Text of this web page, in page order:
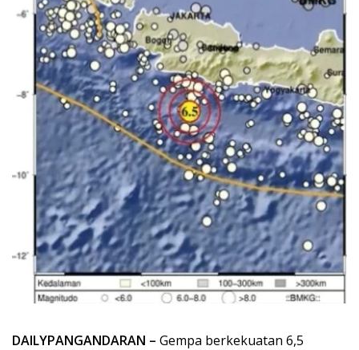
DAILYPANGANDARAN – Gempa berkekuatan 6,5